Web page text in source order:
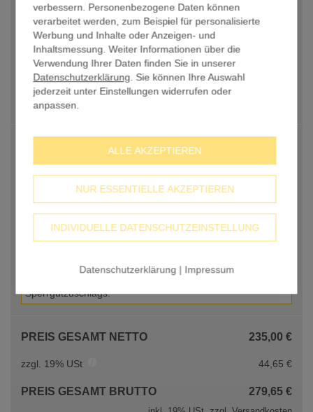
verbessern. Personenbezogene Daten können
verarbeitet werden, zum Beispiel für personalisierte
Werbung und Inhalte oder Anzeigen- und
Inhaltsmessung. Weiter Informationen über die
Verwendung Ihrer Daten finden Sie in unserer
Datenschutzerklärung . Sie können Ihre Auswahl
jederzeit unter Einstellungen widerrufen oder
anpassen.
ALLE AKZEPTIEREN
INDIVIDUELLE DATENSCHUTZEINSTELLUNG
NUR ESSENTIELLE AKZEPTIEREN
Datenschutzerklärung | Impressum
Größe/Farbe
3,10m x 100m weiß (310 qm)
Zubehör
kein Zubehör
PREIS PRO STK. 206,00 €
Anzahl -
Bei besonders großen oder sperrigen Maßen müssen wir
können Sie den Zuschlag vermeiden, indem Sie mehrere
kleinere Produkte bestellen. Ursache des
Sperrgutzuschlags:
PREIS GESAMT NETTO 235,00 €
zzgl. 19% USt 44,65 €
PREIS GESAMT BRUTTO 279,65 €